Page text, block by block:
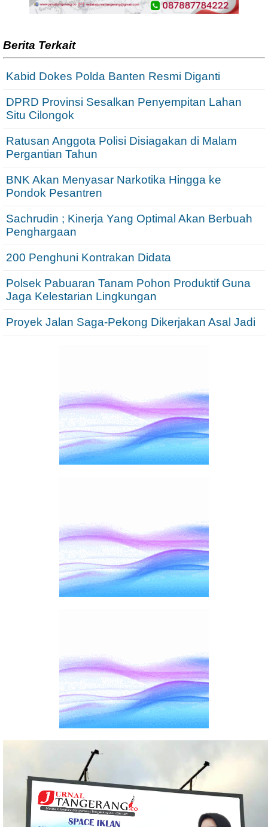
Berita Terkait
Kabid Dokes Polda Banten Resmi Diganti
DPRD Provinsi Sesalkan Penyempitan Lahan
Situ Cilongok
Ratusan Anggota Polisi Disiagakan di Malam
Pergantian Tahun
BNK Akan Menyasar Narkotika Hingga ke
Pondok Pesantren
Sachrudin ; Kinerja Yang Optimal Akan Berbuah
Penghargaan
200 Penghuni Kontrakan Didata
Polsek Pabuaran Tanam Pohon Produktif Guna
Jaga Kelestarian Lingkungan
Proyek Jalan Saga-Pekong Dikerjakan Asal Jadi